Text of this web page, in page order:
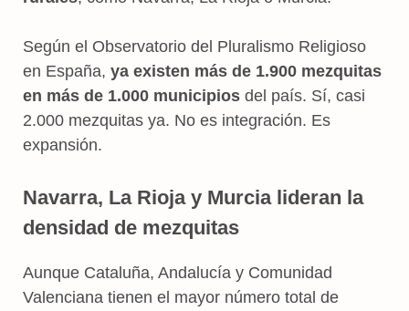
Según el Observatorio del Pluralismo Religioso
en España, ya existen más de 1.900 mezquitas
en más de 1.000 municipios del país. Sí, casi
2.000 mezquitas ya. No es integración. Es
expansión.
Navarra, La Rioja y Murcia lideran la
densidad de mezquitas
Aunque Cataluña, Andalucía y Comunidad
Valenciana tienen el mayor número total de